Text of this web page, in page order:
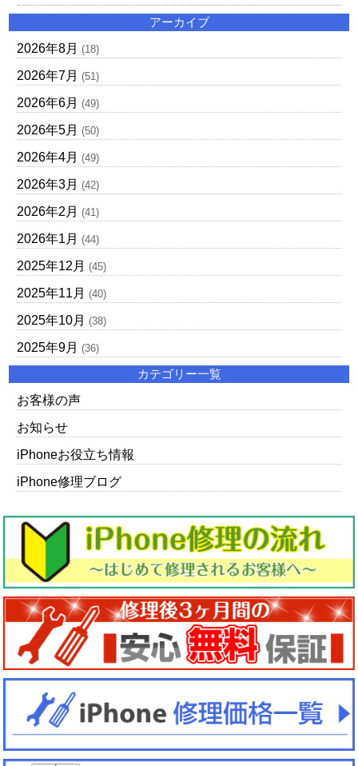
アーカイブ
2026年8月 (18)
2026年7月 (51)
2026年6月 (49)
2026年5月 (50)
2026年4月 (49)
2026年3月 (42)
2026年2月 (41)
2026年1月 (44)
2025年12月 (45)
2025年11月 (40)
2025年10月 (38)
2025年9月 (36)
カテゴリー一覧
お客様の声
お知らせ
iPhoneお役立ち情報
iPhone修理ブログ